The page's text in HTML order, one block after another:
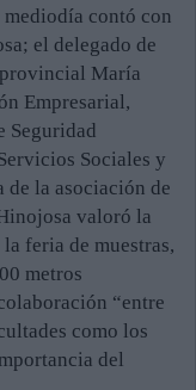
contó con
el delegado de
María
Empresarial,
Seguridad
Sociales y
la asociación de
valoró la
feria de muestras,
metros
“entre
como los
del